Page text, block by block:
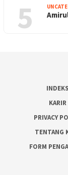
5
INDEKS
KARIR
PRIVACY
TENTANG
FORM